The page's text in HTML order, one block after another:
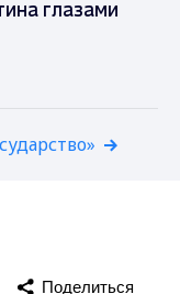
глазами
Поделиться